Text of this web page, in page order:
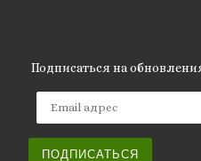
Подписаться на
ПОДПИСАТЬСЯ